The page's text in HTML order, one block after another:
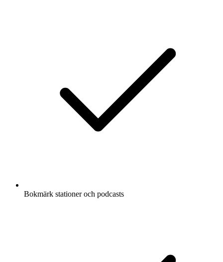
Bokmärk stationer och podcasts